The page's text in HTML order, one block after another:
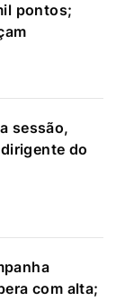
pontos;
sessão,
do
com alta;